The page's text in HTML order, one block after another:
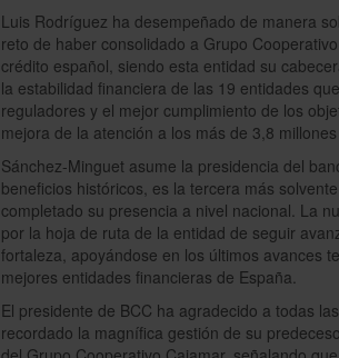
Luis Rodríguez ha desempeñado de manera
reto de haber consolidado a Grupo
crédito español, siendo esta entidad su
la estabilidad financiera de las 19 entidades
reguladores y el mejor cumplimiento de los
mejora de la atención a los más de 3,8
Sánchez-Minguet asume la presidencia del
beneficios históricos, es la tercera más
completado su presencia a nivel nacional. La
por la hoja de ruta de la entidad de seguir
fortaleza, apoyándose en los últimos avances
mejores entidades financieras de España.
El presidente de BCC ha agradecido a todas
recordado la magnífica gestión de su